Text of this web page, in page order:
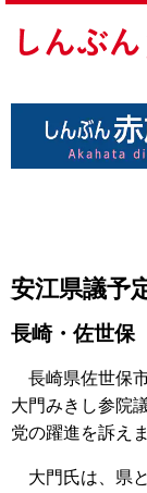
安江県議予
長崎・佐世
長崎県佐世保
大門みきし参院
党の躍進を訴え
大門氏は、県